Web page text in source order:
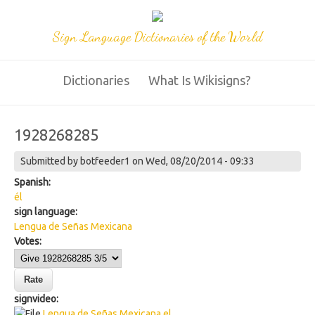
Sign Language Dictionaries of the World
Dictionaries What Is Wikisigns?
1928268285
Submitted by botfeeder1 on Wed, 08/20/2014 - 09:33
Spanish:
él
sign language:
Lengua de Señas Mexicana
Votes:
signvideo: